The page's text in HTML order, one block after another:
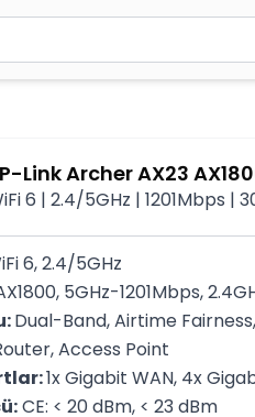
düyməsini basın və
Link Archer AX23
6 | 2.4/5GHz | 1201Mbps |
6, 2.4/5GHz
5GHz-1201Mbps,
Dual-Band, Airtime
Access Point
1x Gigabit WAN, 4x
CE: < 20 dBm, < 23 dBm